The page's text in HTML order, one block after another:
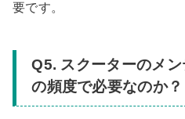
要です。
Q5. スクーターのメ
の頻度で必要なのか？